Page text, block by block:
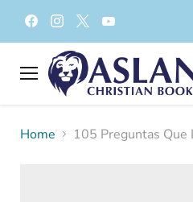
Find
us
on
Facebook
Find
us
on
Instagram
Find
us
on
X
on
YouTube
Menu
Home
105 Preguntas Que